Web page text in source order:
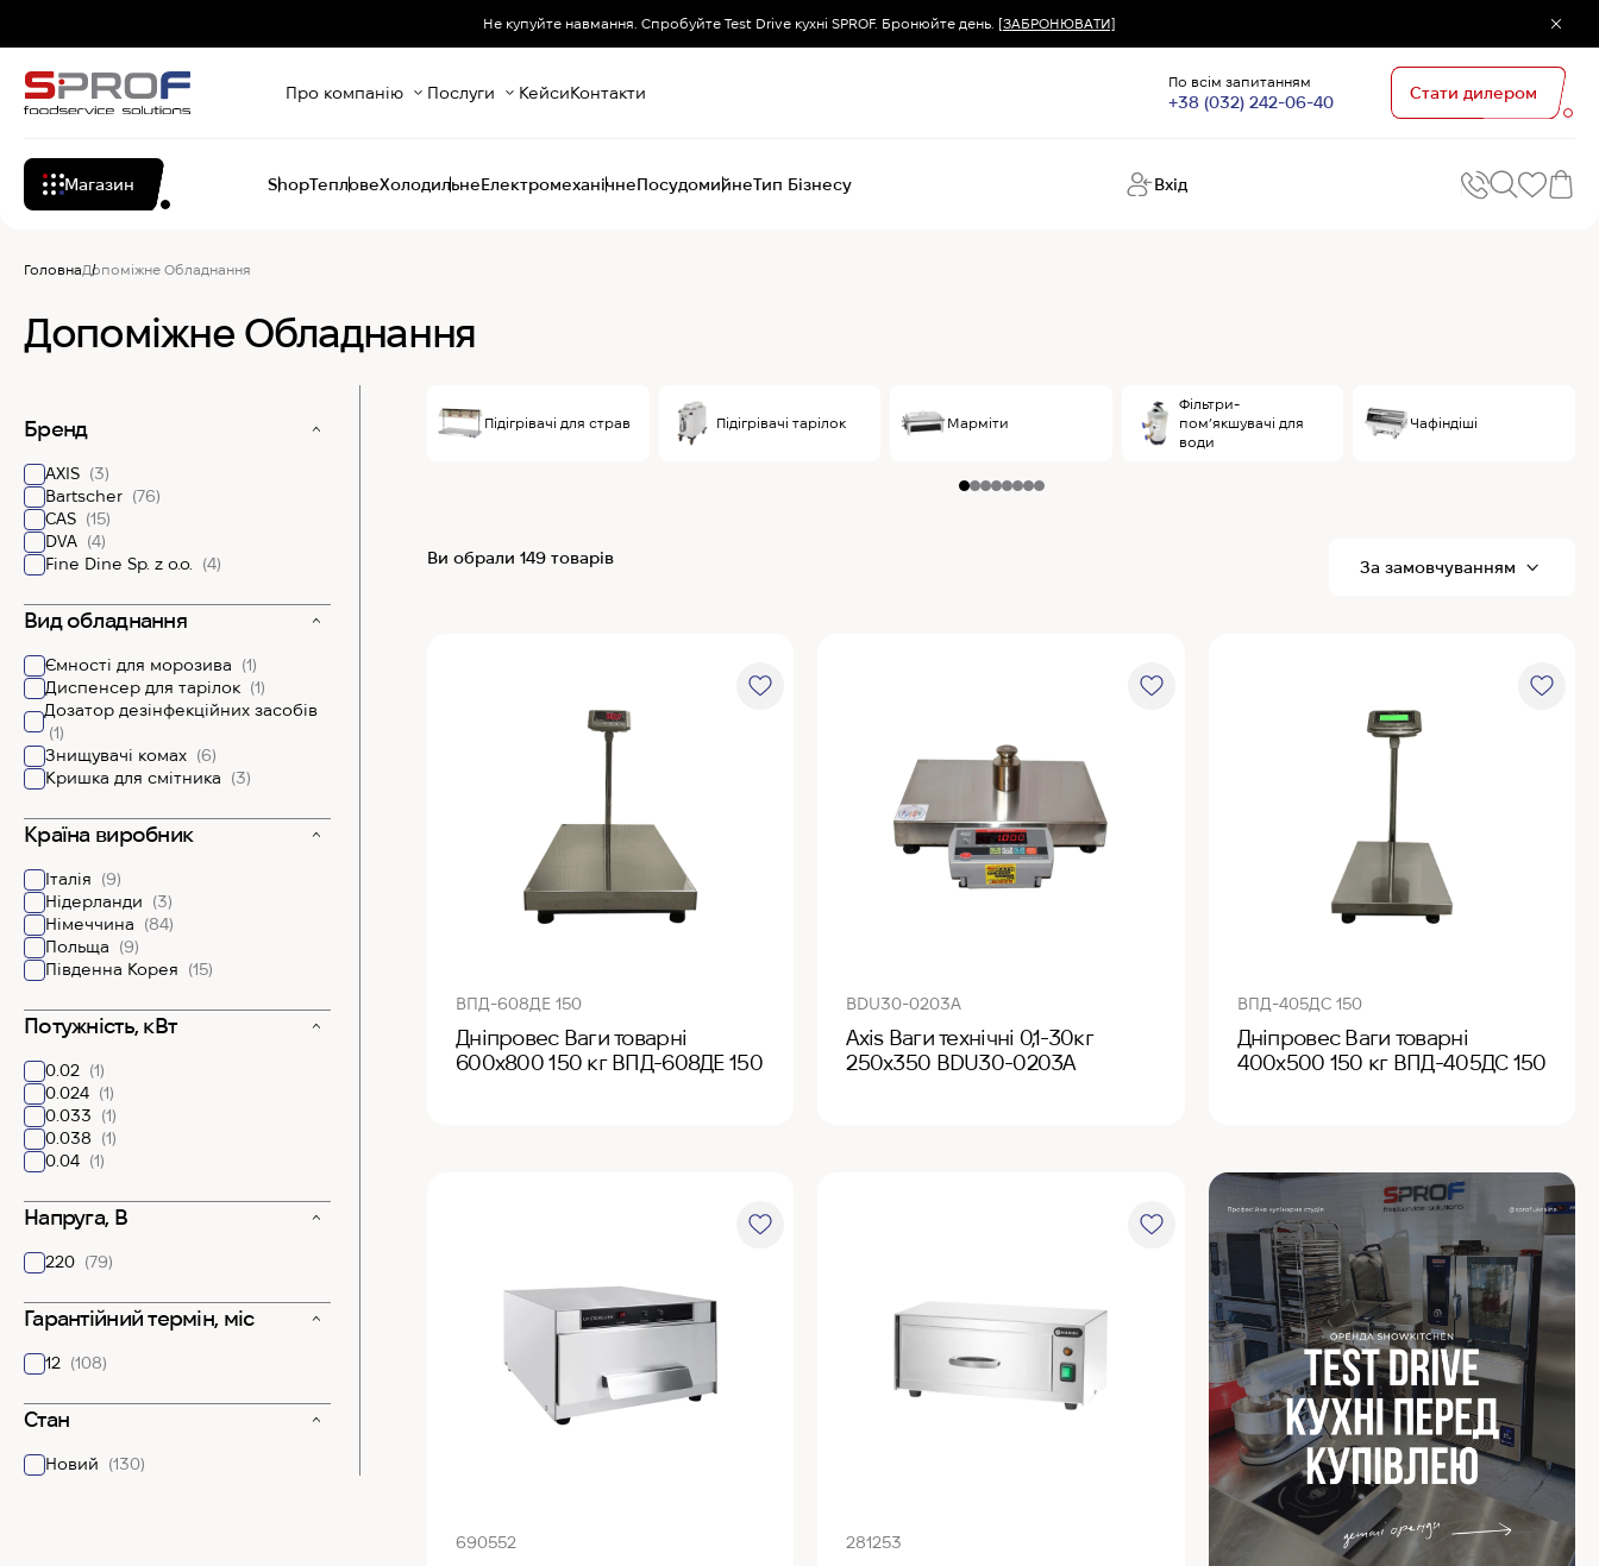
Не купуйте навмання. Спробуйте Test Drive кухні SPROF. Бронюйте день. [ЗАБРОНЮВАТИ]
Про компанію Послуги КейсиКонтакти
По всім запитанням
+38 (032) 242-06-40 Стати дилером
Магазин ShopТепловеХолодильнеЕлектромеханічнеПосудомийнеТип Бізнесу Вхід
ГоловнаДопоміжне Обладнання
Допоміжне Обладнання
Бренд
AXIS (3)
Bartscher (76)
CAS (15)
DVA (4)
Fine Dine Sp. z o.o.
(4)
Вид обладнання
Ємності для морозива
(1)
Диспенсер для тарілок (1)
Дозатор дезінфекційних засобів
(1)
Знищувачі комах (6)
Кришка для смітника
(3)
Країна виробник
Італія
(9)
Нідерланди
(3)
Німеччина
(84)
Польща
(9)
Південна Корея
(15)
Потужність, кВт
0.02
(1)
0.024 (1)
0.033
(1)
0.038
(1)
0.04 (1)
Напруга, В
220 (79)
Гарантійний термін, міс
12 (108)
Стан
Новий (130)
Підігрівачі для страв Підігрівачі тарілок Марміти
Фільтри-
пом’якшувачі для
води
Чафіндіші
Ви обрали 149 товарів
ВПД-608ДЕ 150
Дніпровес Ваги товарні
600х800 150 кг ВПД-608ДЕ 150
BDU30-0203А
Axis Ваги технічні 0,1-30кг
250х350 BDU30-0203А
ВПД-405ДС 150
Дніпровес Ваги товарні
400х500 150 кг ВПД-405ДС 150
690552 281253